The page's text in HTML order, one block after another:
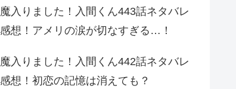
魔入りました！入間くん443話ネタバレ
感想！アメリの涙が切なすぎる…！
魔入りました！入間くん442話ネタバレ
感想！初恋の記憶は消えても？